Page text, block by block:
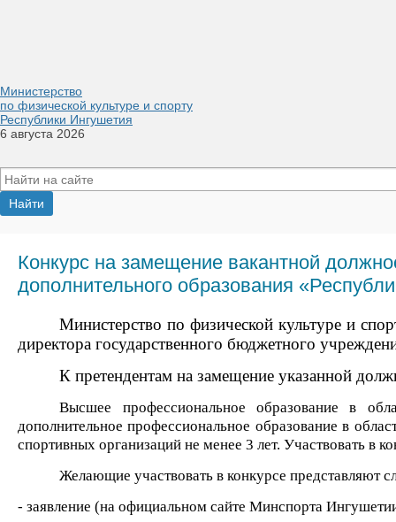
Министерство
по физической культуре и спорту
Республики Ингушетия
6 августа 2026
Конкурс на замещение вакантной
дополнительного образования
Министерство по физической культуре и
директора государственного бюджетного
К претендентам на замещение указанной
Высшее профессиональное образование в
дополнительное профессиональное образование в
спортивных организаций не менее 3 лет. Участвовать в
Желающие участвовать в конкурсе представляют
- заявление (на официальном сайте Минспорта